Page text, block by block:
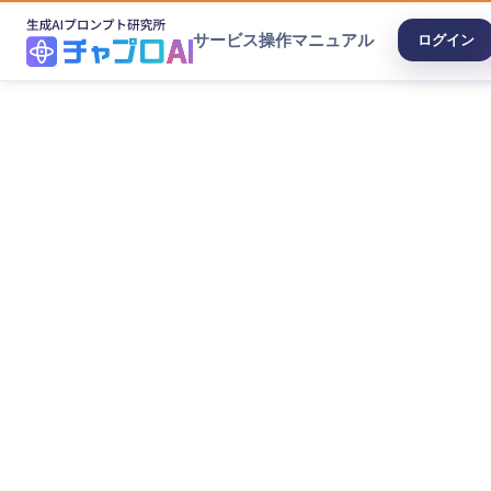
サービス操作マニュアル ログイン